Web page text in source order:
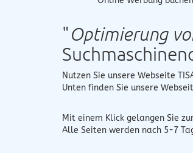
"Optimierung
Nutzen Sie unsere Webseite
Unten finden Sie unsere
Mit einem Klick gelangen Sie
Alle Seiten werden nach 5-7